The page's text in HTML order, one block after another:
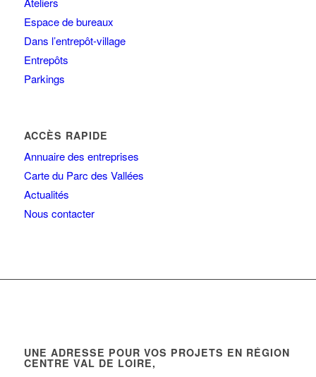
Espace de bureaux
Dans l’entrepôt-village
Entrepôts
Parkings
ACCÈS RAPIDE
Annuaire des entreprises
Carte du Parc des Vallées
Actualités
Nous contacter
UNE ADRESSE POUR VOS PROJETS EN RÉGION
CENTRE VAL DE LOIRE,